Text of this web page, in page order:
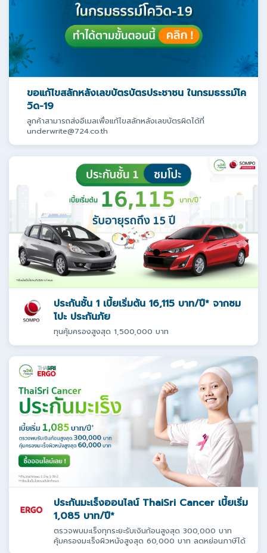
ขอแก้ไขสลักหลังเลขบัตรบัตรประชาชน ในกรมธรรม์โค
วิด-19
ลูกค้าสามารถส่งอีเมลเพื่อแก้ไขสลักหลังเลขบัตรผิดได้ที่
underwrite@724.co.th
ประกันชั้น 1 เบี้ยเริ่มต้น 16,115 บาท/ปี* จากซม
โปะ ประกันภัย
ทุนคุ้มครองสูงสุด 1,500,000 บาท
ประกันมะเร็งออนไลน์ ThaiSri Cancer เบี้ยเริ่ม
1,085 บาท/ปี*
ตรวจพบมะเร็งทุกระยะรับเงินก้อนสูงสุด 300,000 บาท
คุ้มครองมะเร็งผิวหนังสูงสุด 60,000 บาท ลดหย่อนภาษีได้